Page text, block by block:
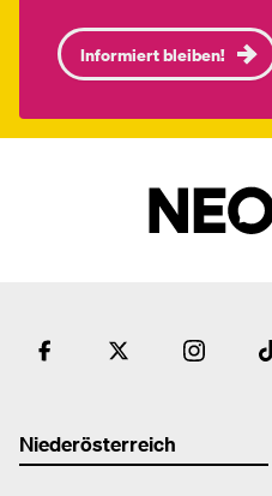
Informiert bleiben!
Niederösterreich